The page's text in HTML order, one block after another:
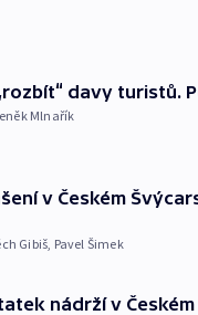
davy turistů.
Mlnařík
v Českém
Gibiš, Pavel Šimek
nádrží v